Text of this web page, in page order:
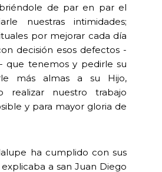
de par en par el
nuestras intimidades;
por mejorar cada día
decisión esos defectos -
que tenemos y pedirle su
más almas a su Hijo,
realizar nuestro trabajo
y para mayor gloria de
ha cumplido con sus
a san Juan Diego